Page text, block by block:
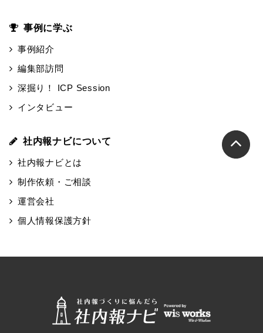
事例に学ぶ
事例紹介
編集部訪問
深掘り！ ICP Session
インタビュー
社内報ナビについて
社内報ナビとは
制作依頼・ご相談
運営会社
個人情報保護方針